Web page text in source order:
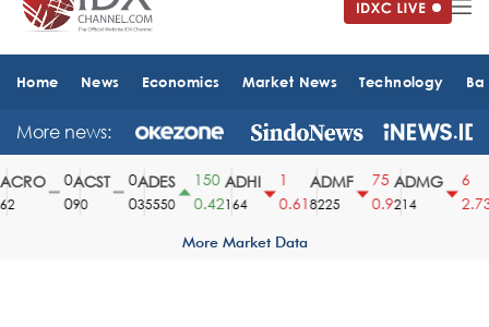
Home News Economics Market News Technology
More news:
ACST
90
ADES
35550
150
0.42
ADHI
164
0.61
ADMF
8225
75
0.9
ADMG
214
2.73
More Market Data